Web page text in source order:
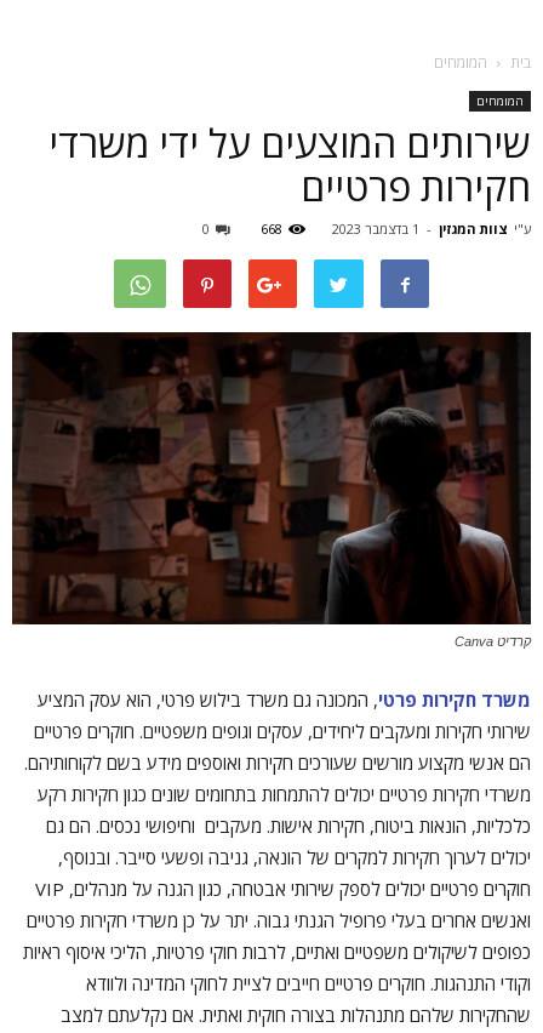
בית המומחים
המומחים
שירותים המוצעים על ידי משרדי
חקירות פרטיים
ע"י צוות המגזין - 1 בדצמבר 2023 668
0
קרדיט Canva
משרד חקירות פרטי, המכונה גם משרד בילוש פרטי, הוא עסק המציע
שירותי חקירות ומעקבים ליחידים, עסקים וגופים משפטיים. חוקרים פרטיים
הם אנשי מקצוע מורשים שעורכים חקירות ואוספים מידע בשם לקוחותיהם.
משרדי חקירות פרטיים יכולים להתמחות בתחומים שונים כגון חקירות רקע
כלכליות, הונאות ביטוח, חקירות אישות. מעקבים וחיפושי נכסים. הם גם
יכולים לערוך חקירות למקרים של הונאה, גניבה ופשעי סייבר. ובנוסף,
חוקרים פרטיים יכולים לספק שירותי אבטחה, כגון הגנה על מנהלים, VIP
ואנשים אחרים בעלי פרופיל הגנתי גבוה. יתר על כן משרדי חקירות פרטיים
כפופים לשיקולים משפטיים ואתיים, לרבות חוקי פרטיות, הליכי איסוף ראיות
וקודי התנהגות. חוקרים פרטיים חייבים לציית לחוקי המדינה ולוודא
שהחקירות שלהם מתנהלות בצורה חוקית ואתית. אם נקלעתם למצב